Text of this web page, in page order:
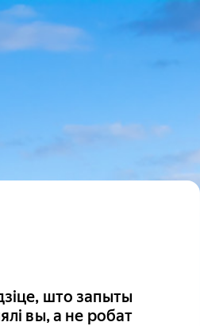
што запыты
вы, а не робат